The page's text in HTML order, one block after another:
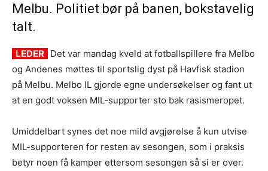
Melbu. Politiet bør på banen, bokstavelig
talt.
LEDER Det var mandag kveld at fotballspillere fra Melbo
og Andenes møttes til sportslig dyst på Havfisk stadion
på Melbu. Melbo IL gjorde egne undersøkelser og fant ut
at en godt voksen MIL-supporter sto bak rasismeropet.
Umiddelbart synes det noe mild avgjørelse å kun utvise
MIL-supporteren for resten av sesongen, som i praksis
betyr noen få kamper ettersom sesongen så si er over.